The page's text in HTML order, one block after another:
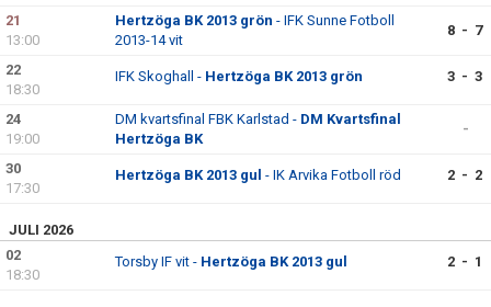
21
13:00
Hertzöga BK 2013 grön - IFK Sunne Fotboll
2013-14 vit
8 - 7
22
18:30
IFK Skoghall - Hertzöga BK 2013 grön 3 - 3
24
19:00
DM kvartsfinal FBK Karlstad - DM Kvartsfinal
Hertzöga BK
-
30
17:30
Hertzöga BK 2013 gul - IK Arvika Fotboll röd 2 - 2
JULI 2026
02
18:30
Torsby IF vit - Hertzöga BK 2013 gul 2 - 1